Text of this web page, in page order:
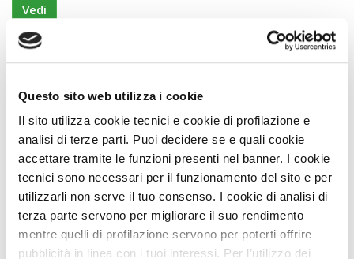
Questo sito web utilizza i cookie
Il sito utilizza cookie tecnici e cookie di profilazione e
analisi di terze parti. Puoi decidere se e quali cookie
accettare tramite le funzioni presenti nel banner. I cookie
tecnici sono necessari per il funzionamento del sito e per
utilizzarli non serve il tuo consenso. I cookie di analisi di
terza parte servono per migliorare il suo rendimento
mentre quelli di profilazione servono per poterti offrire
pubblicità in linea con i tuoi interessi. Per l’utilizzo dei
Vedi
Agriturismi